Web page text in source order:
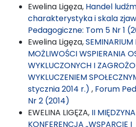
Ewelina Ligęza, Handel
charakterystyka i skala
Pedagogiczne: Tom 5 Nr 1
Ewelina Ligęza,
MOŻLIWOŚCI WSPIERANIA
WYKLUCZONYCH I
WYKLUCZENIEM
stycznia 2014 r.) , Forum
Nr 2 (2014)
EWELINA LIGĘZA, II
KONFERENCJA „WSPARCIE I